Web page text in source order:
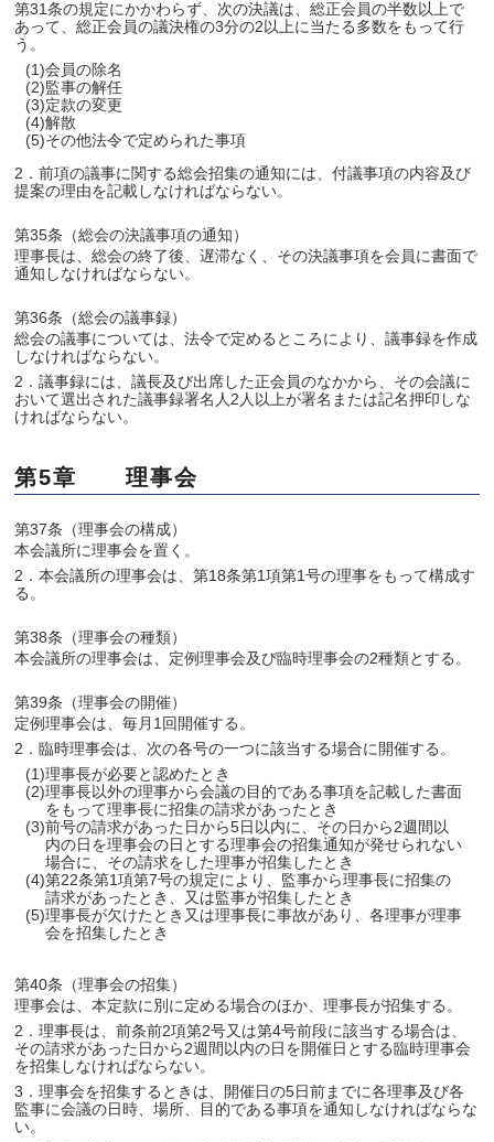
第31条の規定にかかわらず、次の決議は、総正会員の半数以上で
あって、総正会員の議決権の3分の2以上に当たる多数をもって行
う。
(1)会員の除名
(2)監事の解任
(3)定款の変更
(4)解散
(5)その他法令で定められた事項
2．前項の議事に関する総会招集の通知には、付議事項の内容及び
提案の理由を記載しなければならない。
第35条（総会の決議事項の通知）
理事長は、総会の終了後、遅滞なく、その決議事項を会員に書面で
通知しなければならない。
第36条（総会の議事録）
総会の議事については、法令で定めるところにより、議事録を作成
しなければならない。
2．議事録には、議長及び出席した正会員のなかから、その会議に
おいて選出された議事録署名人2人以上が署名または記名押印しな
ければならない。
第5章 理事会
第37条（理事会の構成）
本会議所に理事会を置く。
2．本会議所の理事会は、第18条第1項第1号の理事をもって構成す
る。
第38条（理事会の種類）
本会議所の理事会は、定例理事会及び臨時理事会の2種類とする。
第39条（理事会の開催）
定例理事会は、毎月1回開催する。
2．臨時理事会は、次の各号の一つに該当する場合に開催する。
(1)理事長が必要と認めたとき
(2)理事長以外の理事から会議の目的である事項を記載した書面
をもって理事長に招集の請求があったとき
(3)前号の請求があった日から5日以内に、その日から2週間以
内の日を理事会の日とする理事会の招集通知が発せられない
場合に、その請求をした理事が招集したとき
(4)第22条第1項第7号の規定により、監事から理事長に招集の
請求があったとき、又は監事が招集したとき
(5)理事長が欠けたとき又は理事長に事故があり、各理事が理事
会を招集したとき
第40条（理事会の招集）
理事会は、本定款に別に定める場合のほか、理事長が招集する。
2．理事長は、前条前2項第2号又は第4号前段に該当する場合は、
その請求があった日から2週間以内の日を開催日とする臨時理事会
を招集しなければならない。
3．理事会を招集するときは、開催日の5日前までに各理事及び各
監事に会議の日時、場所、目的である事項を通知しなければならな
い。